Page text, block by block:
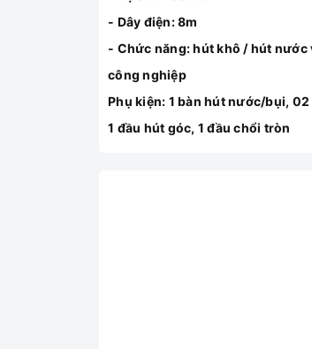
- Dây điện: 8m
- Chức năng: hút khô / hút nước
công nghiệp
Phụ kiện: 1 bàn hút nước/bụi,
1 đầu hút góc, 1 đầu chổi tròn